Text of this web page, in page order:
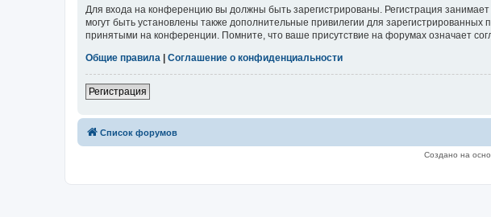
Для входа на конференцию вы должны быть зарегистрированы. Регистрация
могут быть установлены также дополнительные привилегии для
принятыми на конференции. Помните, что ваше присутствие на форумах означает
Общие правила | Соглашение о конфиденциальности
Регистрация
Список форумов
Создано на